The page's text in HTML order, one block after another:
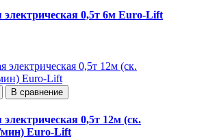
электрическая 0,5т 6м Euro-Lift
В сравнение
0,5т 12м (ск.
мин) Euro-Lift